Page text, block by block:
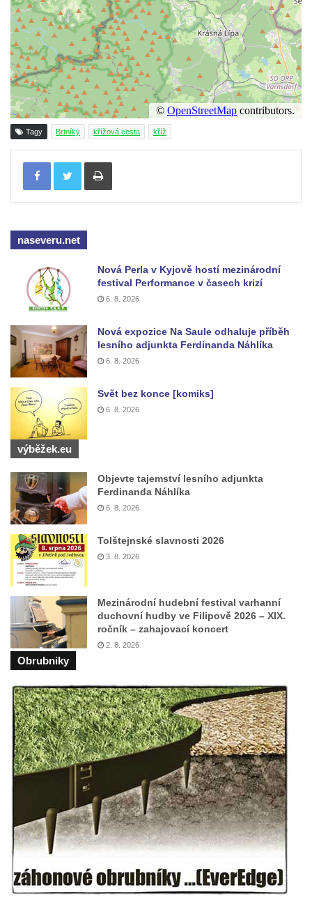
Maazův kříž na Kostelní stezce v
Mikulášovicích
Boží muka na Kostelní stezce v
Mikulášovicích
Franzeho kříž u domu čp. 356 v
Mikulášovicích
Hammerberský kříž na křižovatce mezi
Kříž Johannese Herlta poblíž domu čp. 428
Hampelův kříž západně od dolního nádraží
v Mikulášovicích
Růžové
Centrální kříž na starém hřbitově ve
Vilémově
Centrální kříž na novém hřbitově ve
Vilémově
Kříž u kostela Nanebevzetí Panny Marie na
křížové cestě ve Vilémově
Kříž u cesty mezi Růžovou a Kamenickou
Strání
Kříž u severní zdi kostela Nalezení svatého
Kříže ve Frýdlantu
Kříž na Křížové cestě na Křížovém vrchu ve
Frýdlantu
Centrální kříž hřbitova ve Sloupu v Čechách
Kříž u koryta náhonu na Chřibské Kamenici
Kříž na Strážném vrchu v Rumburku
Kříž poblíž Ovčího mostu u Tisové
Kunraticích u Šluknova
Kříž na zahradě u domu ev. č. 11 v
Kunraticích u Šluknova
Kříž naproti domu čp. 34 v Kunraticích u
Šluknova
Kříž u polní cesty mezi Šluknovem a
Knížecím
Školní kříž u polní cesty nad Lipovou ulicí v
Rychnově u Jablonce nad Nisou
Boží muka Anděl strážce v Kostelní ulici v
Rychnově u Jablonce nad Nisou
Tagy Brtníky křížová cesta kříž
Tisknout
naseveru.net
Nová Perla v Kyjově hostí mezinárodní
festival Performance v časech krizí
6. 8. 2026
Nová expozice Na Saule odhaluje příběh
lesního adjunkta Ferdinanda Náhlíka
6. 8. 2026
Svět bez konce [komiks]
6. 8. 2026
výběžek.eu
Objevte tajemství lesního adjunkta
Ferdinanda Náhlíka
6. 8. 2026
Tolštejnské slavnosti 2026
3. 8. 2026
Mezinárodní hudební festival varhanní
duchovní hudby ve Filipově 2026 – XIX.
ročník – zahajovací koncert
2. 8. 2026
Obrubniky